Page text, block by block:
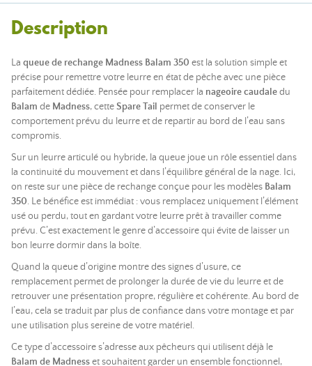
Description
La queue de rechange Madness Balam 350 est la solution simple et
précise pour remettre votre leurre en état de pêche avec une pièce
parfaitement dédiée. Pensée pour remplacer la nageoire caudaledu
Balam de Madness, cetteSpare Tail permet de conserver le
comportement prévu du leurre et de repartir au bord de l’eau sans
compromis.
Sur un leurre articulé ou hybride, la queue joue un rôle essentiel dans
la continuité du mouvement et dans l’équilibre général de la nage. Ici,
on reste sur une pièce de rechange conçue pour les modèles Balam
350. Le bénéfice est immédiat : vous remplacez uniquement l’élément
usé ou perdu, tout en gardant votre leurre prêt à travailler comme
prévu. C’est exactement le genre d’accessoire qui évite de laisser un
bon leurre dormir dans la boîte.
Quand la queue d’origine montre des signes d’usure, ce
remplacement permet de prolonger la durée de vie du leurre et de
retrouver une présentation propre, régulière et cohérente. Au bord de
l’eau, cela se traduit par plus de confiance dans votre montage et par
une utilisation plus sereine de votre matériel.
Ce type d’accessoire s’adresse aux pêcheurs qui utilisent déjà le
Balam de Madnesset souhaitent garder un ensemble fonctionnel,